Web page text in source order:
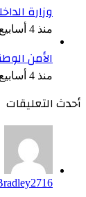
وزارة
منذ 4 أسابيع
الأمن
منذ 4 أسابيع
أحدث التعليقات